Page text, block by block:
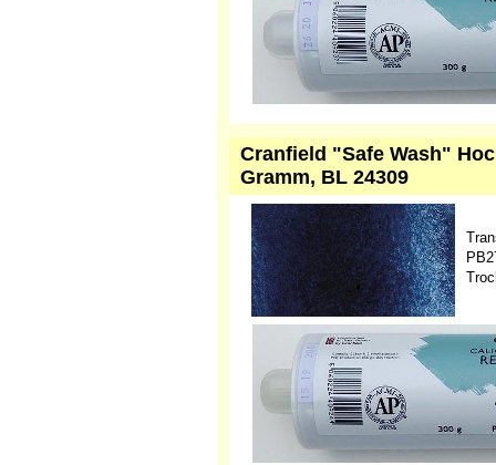
Cranfield "Safe Wash"
Gramm, BL 24309